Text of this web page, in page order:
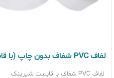
لفاف PVC شفاف بدون چاپ (با قابلیت شیرینک)
لفاف PVC شفاف با قابلیت شیرینک